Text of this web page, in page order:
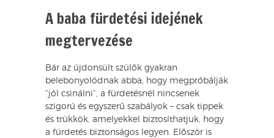
A baba fürdetési idejének
megtervezése
Bár az újdonsült szülők gyakran
belebonyolódnak abba, hogy megpróbálják
“jól csinálni”, a fürdetésnél nincsenek
szigorú és egyszerű szabályok – csak tippek
és trükkök, amelyekkel biztosíthatjuk, hogy
a fürdetés biztonságos legyen. Először is